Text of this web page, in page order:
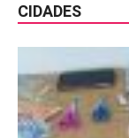
CIDADES